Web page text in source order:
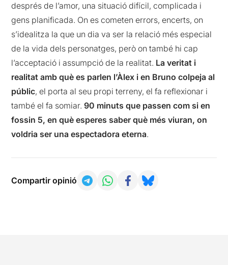
després de l’amor, una situació difícil, complicada i
gens planificada. On es cometen errors, encerts, on
s’idealitza la que un dia va ser la relació més especial
de la vida dels personatges, però on també hi cap
l’acceptació i assumpció de la realitat. La veritat i
realitat amb què es parlen l’Àlex i en Bruno colpeja al
públic, el porta al seu propi terreny, el fa reflexionar i
també el fa somiar.90 minuts que passen com si en
fossin 5, en què esperes saber què més viuran, on
voldria ser una espectadora eterna.
Compartir opinió